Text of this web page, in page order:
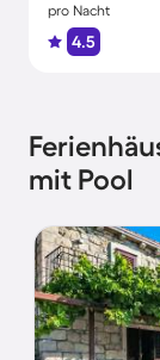
pro Nacht
4.5
mit Pool